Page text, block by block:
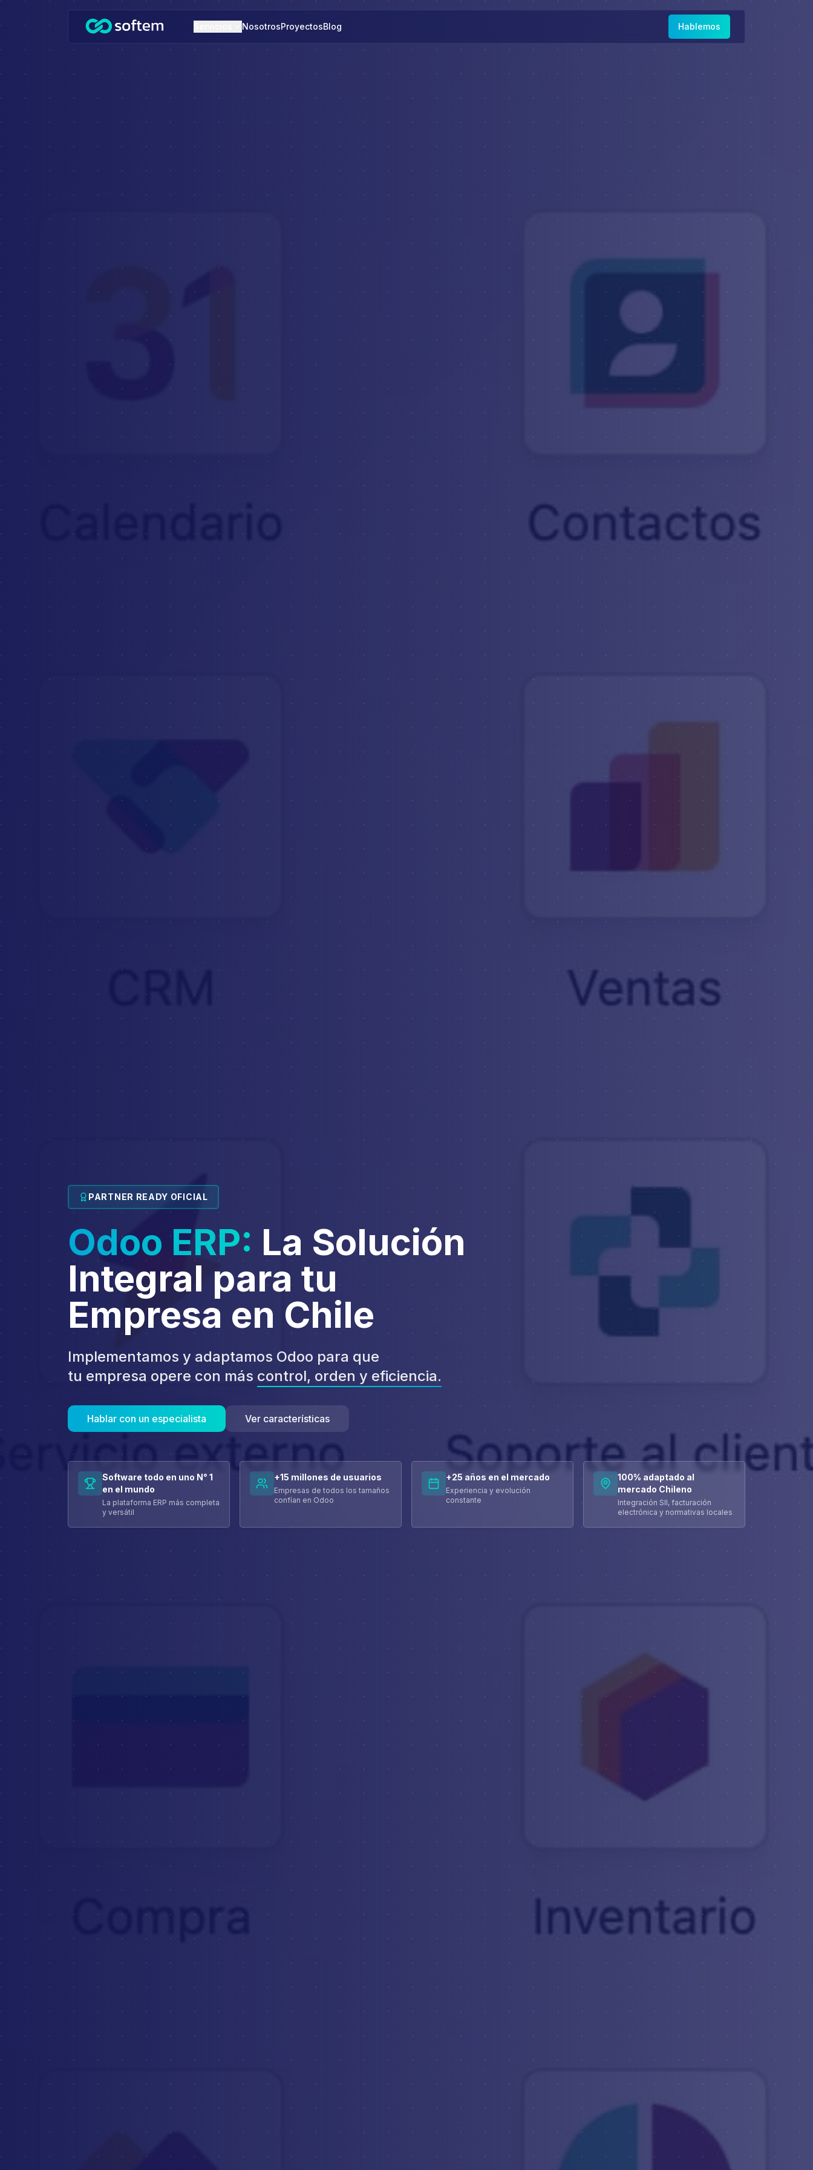
NosotrosProyectosBlog Hablemos
PARTNER READY OFICIAL
Odoo ERP: La Solución
Integral para tu
Empresa en Chile
Implementamos y adaptamos Odoo para que
tu empresa opere con más control, orden y eficiencia.
Hablar con un especialista Ver características
Software todo en uno N° 1
en el mundo
La plataforma ERP más completa
y versátil
+15 millones de usuarios
Empresas de todos los tamaños
confían en Odoo
+25 años en el mercado
Experiencia y evolución
constante
100% adaptado al
mercado Chileno
Integración SII, facturación
electrónica y normativas locales